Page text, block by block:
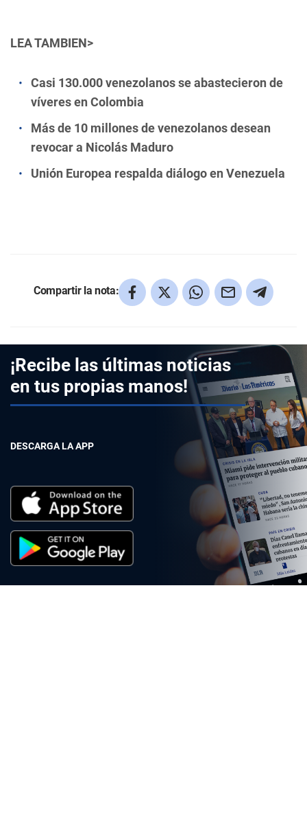
LEA TAMBIEN>
Casi 130.000 venezolanos se abastecieron de
víveres en Colombia
Más de 10 millones de venezolanos desean
revocar a Nicolás Maduro
Unión Europea respalda diálogo en Venezuela
Compartir la nota:
¡Recibe las últimas noticias
en tus propias manos!
DESCARGA LA APP